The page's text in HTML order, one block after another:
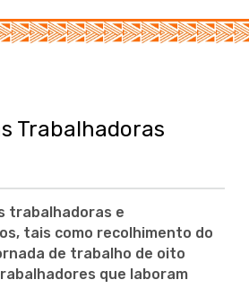
Trabalhadoras
trabalhadoras e
tais como recolhimento do
de trabalho de oito
que laboram